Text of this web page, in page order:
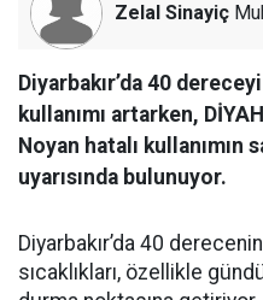
Zelal Sinayiç
Diyarbakır’da 40
kullanımı artarken,
Noyan hatalı kullanımın
uyarısında bulunuyor.
Diyarbakır’da 40
sıcaklıkları, özellikle